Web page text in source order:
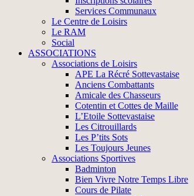
Services Communaux
Le Centre de Loisirs
Le RAM
Social
ASSOCIATIONS
Associations de Loisirs
APE La Récré Sottevastaise
Anciens Combattants
Amicale des Chasseurs
Cotentin et Cottes de Maille
L’Etoile Sottevastaise
Les Citrouillards
Les P’tits Sots
Les Toujours Jeunes
Associations Sportives
Badminton
Bien Vivre Notre Temps Libre
Cours de Pilate